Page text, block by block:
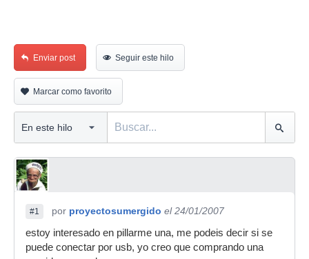
Enviar post Seguir este hilo
Marcar como favorito
#1 por proyectosumergido el 24/01/2007
estoy interesado en pillarme una, me podeis decir si se
puede conectar por usb, yo creo que comprando una